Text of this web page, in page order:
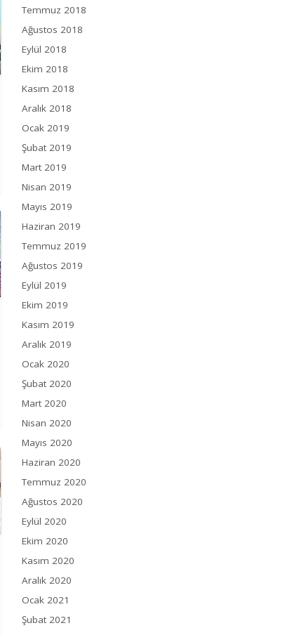
Temmuz 2018
Ağustos 2018
Eylül 2018
Ekim 2018
Kasım 2018
Aralık 2018
Ocak 2019
Şubat 2019
Mart 2019
Nisan 2019
Mayıs 2019
Haziran 2019
Temmuz 2019
Ağustos 2019
Eylül 2019
Ekim 2019
Kasım 2019
Aralık 2019
Ocak 2020
Şubat 2020
Mart 2020
Nisan 2020
Mayıs 2020
Haziran 2020
Temmuz 2020
Ağustos 2020
Eylül 2020
Ekim 2020
Kasım 2020
Aralık 2020
Ocak 2021
Şubat 2021